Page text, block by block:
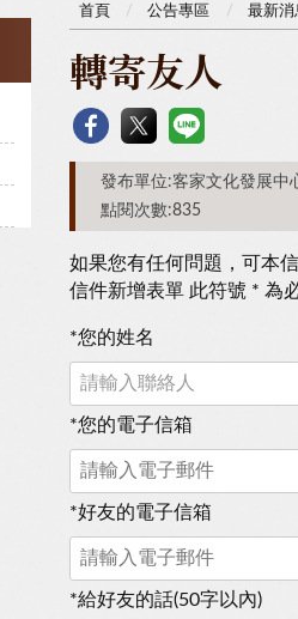
首頁 公告專區 最新消
轉寄友人
發布單位:客家文化發展中
點閱次數:835
如果您有任何問題，可本
信件新增表單 此符號 * 為
*您的姓名
*您的電子信箱
*好友的電子信箱
*給好友的話(50字以內)